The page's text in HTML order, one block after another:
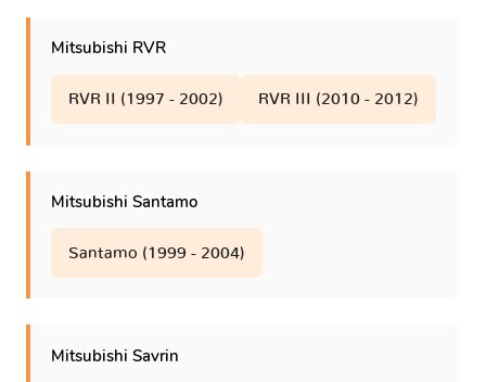
Mitsubishi RVR
RVR II (1997 - 2002) RVR III (2010 - 2012)
Mitsubishi Santamo
Santamo (1999 - 2004)
Mitsubishi Savrin